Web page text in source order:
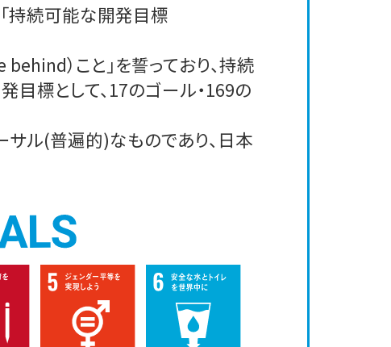
持続可能な開発目標
）こと」を誓っており、持続
標として、17のゴール・169の
ル(普遍的)なものであり、日本